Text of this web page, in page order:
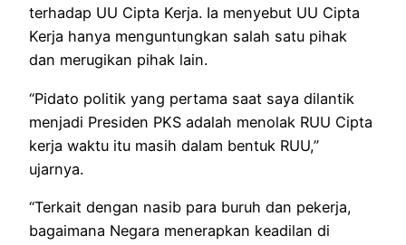
terhadap UU Cipta Kerja. Ia menyebut UU Cipta
Kerja hanya menguntungkan salah satu pihak
dan merugikan pihak lain.
“Pidato politik yang pertama saat saya dilantik
menjadi Presiden PKS adalah menolak RUU Cipta
kerja waktu itu masih dalam bentuk RUU,”
ujarnya.
“Terkait dengan nasib para buruh dan pekerja,
bagaimana Negara menerapkan keadilan di